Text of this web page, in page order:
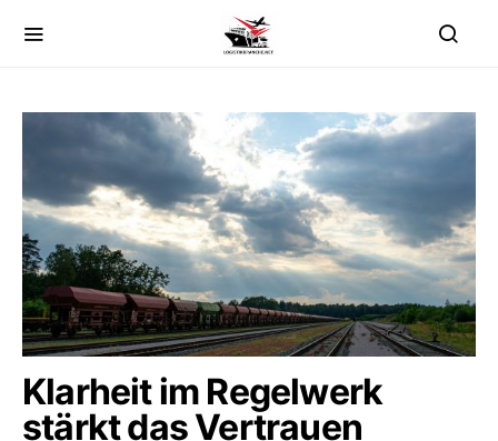
Klarheit im Regelwerk
stärkt das Vertrauen